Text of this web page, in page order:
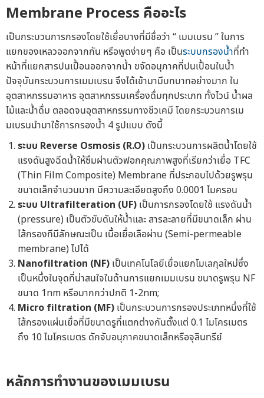
Membrane Process คืออะไร
เป็นกระบวนการกรองโดยใช้เยื่อบางที่มีชื่อว่า “ เมมเบรน ” ในการ
แยกของเหลวออกจากกัน หรือพูดง่ายๆ คือ เป็นระบบกรองน้ำที่ทำ
หน้าที่แยกสารปนเปื้อนออกจากน้ำ ขจัดอนุภาคที่ปนเปื้อนในน้ำ
ปัจจุบันกระบวนการเมมเบรน จึงได้เข้ามามีบทบาทอย่างมาก ใน
อุตสาหกรรมอาหาร อุตสาหกรรมเครื่องดื่มทุกประเภท ทั้งไวน์ น้ำผล
ไม้และน้ำดื่ม ตลอดจนอุตสาหกรรมทางชีวเคมี โดยกระบวนการเม
มเบรนนำมาใช้การกรองน้ำ 4 รูปแบบ ดังนี้
ระบบ Reverse Osmosis (R.O) เป็นกระบวนการผลิตน้ำโดยใช้
แรงดันสูงฉีดน้ำให้ซึมผ่านตัวฟอกคุณภาพสูงที่เรียกว่าเยื่อ TFC
(Thin Film Composite) Membrane ที่ประกอบไปด้วยรูพรุน
ขนาดเล็กจำนวนมาก มีความละเอียดสูงถึง 0.0001 ไมครอน
ระบบ Ultrafilteration (UF) เป็นการกรองโดยใช้ แรงดันน้ำ
(pressure) เป็นตัวขับดันให้น้ำและ สารละลายที่มีขนาดเล็ก ผ่าน
ไส้กรองทีมีลักษณะเป็น เนื้อเยื่อเลือผ่าน (Semi-permeable
membrane) ไปได้
Nanofiltration (NF) เป็นเทคโนโลยีเยื่อแยกโมเลกุลใหม่ซึ่ง
เป็นหนึ่งในจุดที่น่าสนใจในด้านการแยกเมมเบรน ขนาดรูพรุน NF
ขนาด 1nm หรือมากกว่าปกติ 1-2nm;
Micro filtration (MF) เป็นกระบวนการกรองประเภทหนึ่งที่ใช้
ไส้กรองแผ่นเยื่อที่มีขนาดรูที่แตกต่างกันตั้งแต่ 0.1 ไมโครเมตร
ถึง 10 ไมโครเมตร ดักจับอนุภาคขนาดเล็กหรือจุลินทรีย์
หลักการทำงานของเมมเบรน